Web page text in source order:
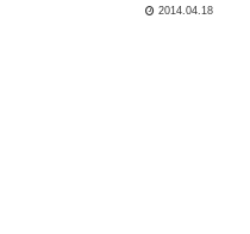
2014.04.18